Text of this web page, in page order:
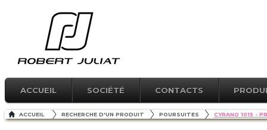
ACCUEIL SOCIÉTÉ CONTACTS
ACCUEIL RECHERCHE D'UN PRODUIT POURSUITES CYRANO 1015 -